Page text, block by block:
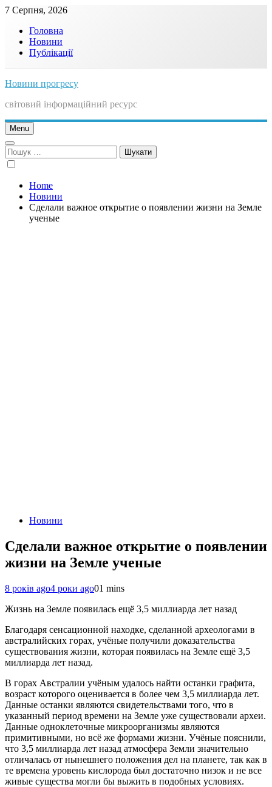
Skip
content
7 Серпня, 2026
Головна
Новини
Публікації
Новини прогресу
світовий інформаційний ресурс
Menu
Пошук:
Home
Новини
Сделали важное открытие о появлении жизни на Земле
ученые
Новини
Сделали важное открытие о появлении
жизни на Земле ученые
8 років ago4 роки ago01 mins
Жизнь на Земле появилась ещё 3,5 миллиарда лет назад
Благодаря сенсационной находке, сделанной археологами в
австралийских горах, учёные получили доказательства
существования жизни, которая появилась на Земле ещё 3,5
миллиарда лет назад.
В горах Австралии учёным удалось найти останки графита,
возраст которого оценивается в более чем 3,5 миллиарда лет.
Данные останки являются свидетельствами того, что в
указанный период времени на Земле уже существовали археи.
Данные одноклеточные микроорганизмы являются
примитивными, но всё же формами жизни. Учёные пояснили,
что 3,5 миллиарда лет назад атмосфера Земли значительно
отличалась от нынешнего положения дел на планете, так как в
те времена уровень кислорода был достаточно низок и не все
живые существа могли бы выжить в подобных условиях.